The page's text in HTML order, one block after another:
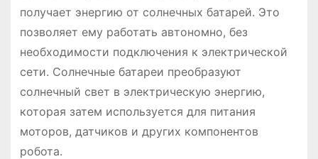
получает энергию от солнечных батарей. Это
позволяет ему работать автономно, без
необходимости подключения к электрической
сети. Солнечные батареи преобразуют
солнечный свет в электрическую энергию,
которая затем используется для питания
моторов, датчиков и других компонентов
робота.